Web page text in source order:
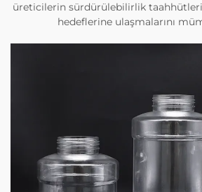
üreticilerin sürdürülebilirlik
hedeflerine ulaşmalarını